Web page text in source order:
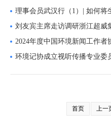
理事会员武汉行（1）| 如何将
刘友宾主席走访调研浙江超威
2024年度中国环境新闻工作者
环境记协成立视听传播专业委
首页 上一